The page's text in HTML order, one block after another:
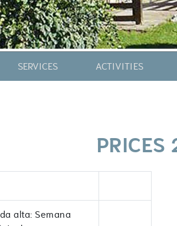
SERVICES ACTIVITIES
alta: Semana